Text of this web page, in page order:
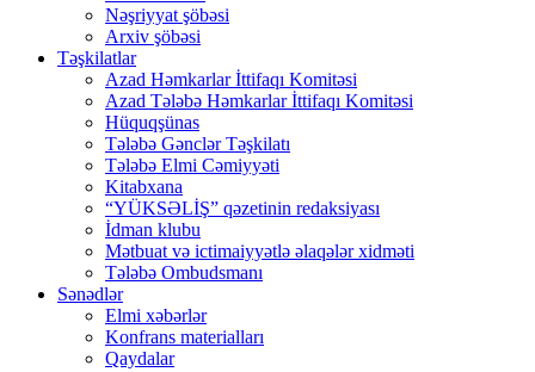
Nəşriyyat şöbəsi
Arxiv şöbəsi
Təşkilatlar
Azad Həmkarlar İttifaqı Komitəsi
Azad Tələbə Həmkarlar İttifaqı Komitəsi
Hüquqşünas
Tələbə Gənclər Təşkilatı
Tələbə Elmi Cəmiyyəti
Kitabxana
“YÜKSƏLİŞ” qəzetinin redaksiyası
İdman klubu
Mətbuat və ictimaiyyətlə əlaqələr xidməti
Tələbə Ombudsmanı
Sənədlər
Elmi xəbərlər
Konfrans materialları
Qaydalar